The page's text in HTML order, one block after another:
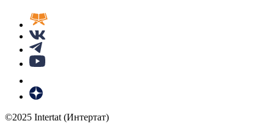
©2025 Intertat (Интертат)